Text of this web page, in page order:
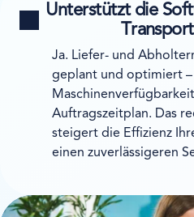
Unterstützt die
Ja. Liefer- und
geplant und optimiert –
Auftragszeitplan. Das
steigert die Effizienz
einen zuverlässigeren